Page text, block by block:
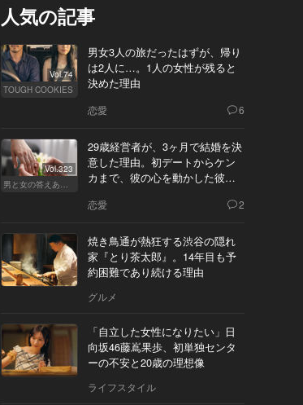
人気の記事
Vol.74
TOUGH COOKIES
男女3人の旅だったはずが、帰り
は2人に…。1人の女性が残ると
決めた理由
恋愛 6
Vol.323
男と女の答えあわせ【Q】
29歳経営者が、3ヶ月で結婚を決
意した理由。初デートからケン
カまで、彼の心を動かした彼女
恋愛 2
焼き鳥通が熱狂する渋谷の隠れ
家『とり茶太郎』。14年目も予
約困難であり続ける理由
グルメ
「自立した女性になりたい」日
向坂46藤嶌果歩、初単独センタ
ーの不安と20歳の理想像
ライフスタイル